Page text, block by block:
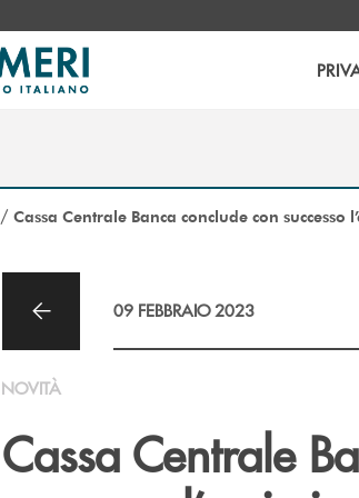
/ Cassa Centrale Banca conclude con
09 FEBBRAIO 2023
NOVITÀ
Cassa Centrale